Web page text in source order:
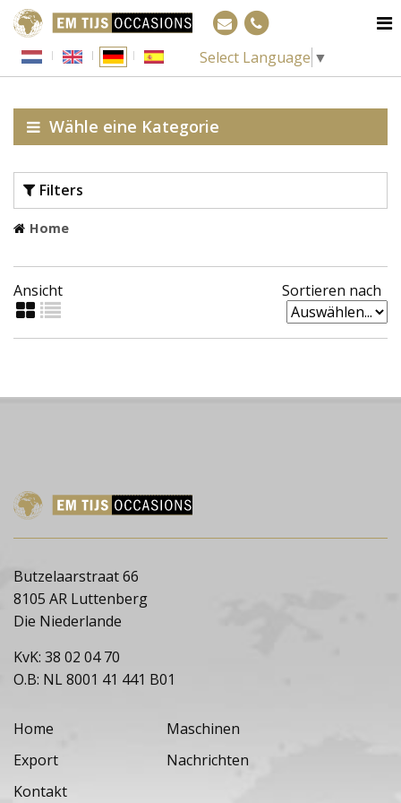
Select Language ▼
Wähle eine Kategorie
Filters
Home
Ansicht Sortieren nach
Butzelaarstraat 66
8105 AR Luttenberg
Die Niederlande
KvK: 38 02 04 70
O.B: NL 8001 41 441 B01
Home
Maschinen
Export
Nachrichten
Kontakt